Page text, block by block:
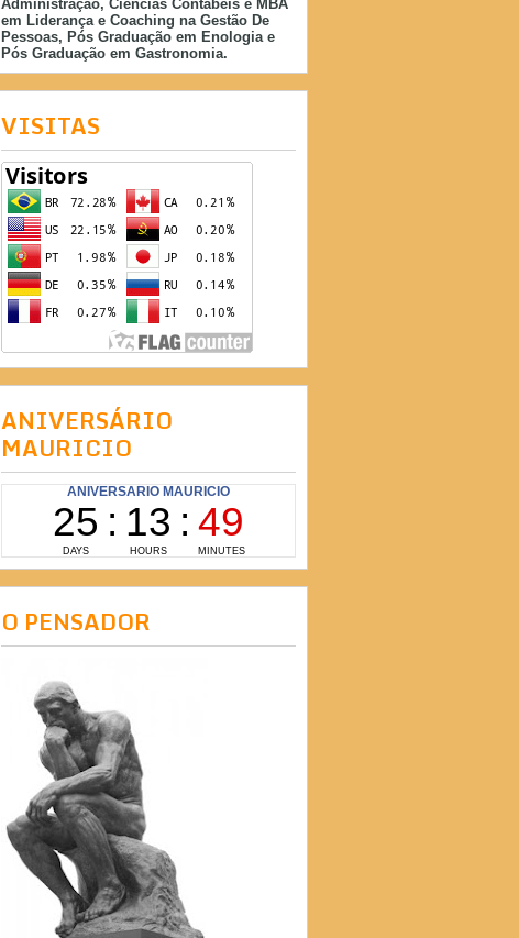
Administração, Ciências Contábeis e MBA
em Liderança e Coaching na Gestão De
Pessoas, Pós Graduação em Enologia e
Pós Graduação em Gastronomia.
VISITAS
ANIVERSÁRIO
MAURICIO
O PENSADOR